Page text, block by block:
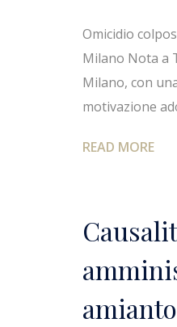
Omicidio
Milano Nota a
Milano, con
motivazione
READ MORE
amianto